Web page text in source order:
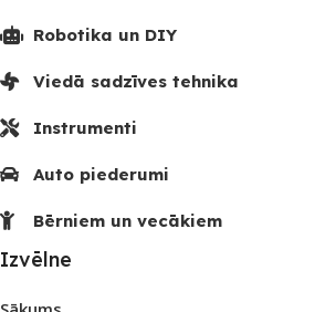
Robotika un DIY
Viedā sadzīves tehnika
Instrumenti
Auto piederumi
Bērniem un vecākiem
Izvēlne